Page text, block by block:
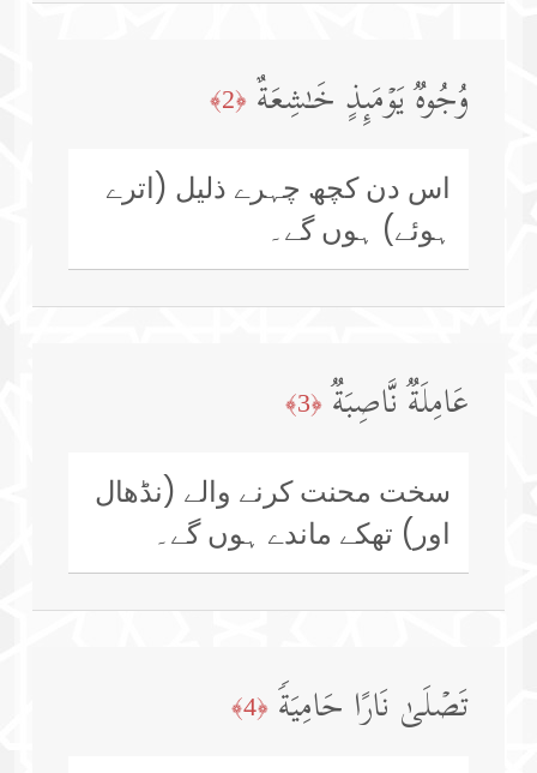
وُجُوهࣱ یَوۡمَىِٕذٍ خَـٰشِعَةٌ ﴿2﴾
اس دن کچھ چہرے ذلیل (اترے
ہوئے) ہوں گے۔
عَامِلَةࣱ نَّاصِبَةࣱ ﴿3﴾
سخت محنت کرنے والے (نڈھال
اور) تھکے ماندے ہوں گے۔
تَصۡلَىٰ نَارًا حَامِیَةࣰ ﴿4﴾